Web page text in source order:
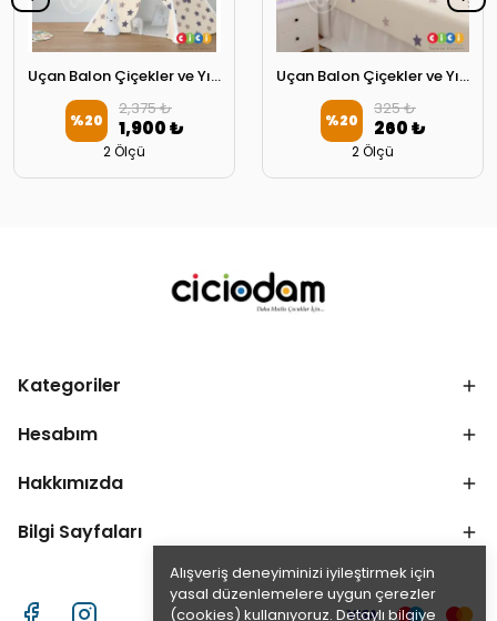
Alışveriş deneyiminizi iyileştirmek için
yasal düzenlemelere uygun çerezler
(cookies) kullanıyoruz. Detaylı bilgiye
Uçan Balon Çiçekler ve Yıldızlar Oyun Çadırı
%20
2,375 ₺
1,900 ₺
2 Ölçü
Uçan Balon Çiçekler ve Yıldızlar Başlık Kılıfı
%20
325 ₺
260 ₺
2 Ölçü
Kategoriler
Hesabım
Hakkımızda
Bilgi Sayfaları